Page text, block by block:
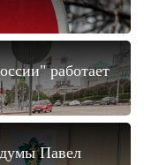
работает
Павел